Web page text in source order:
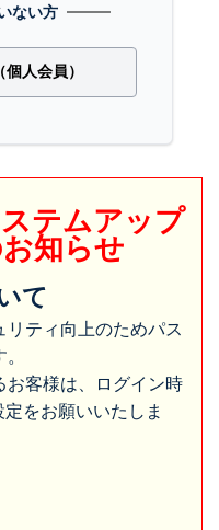
ない方
人会員）
ステムアップ
知らせ
て
ティ向上のためパス
客様は、ログイン時
をお願いいたしま